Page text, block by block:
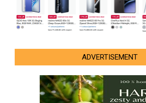
ADVERTISEMENT